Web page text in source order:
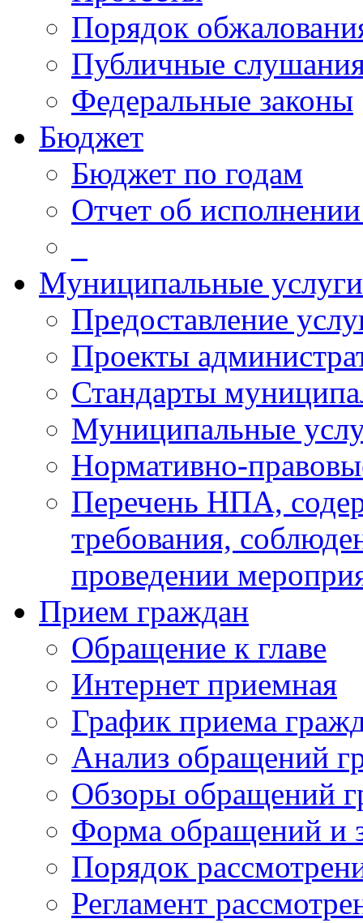
Порядок
Публичные
Федеральные законы
Бюджет
Бюджет по годам
Отчет об
Муниципальные услуги
Предоставление
Проекты
Стандарты
Муниципальные
Нормативно-
Перечень НПА,
требования,
проведении
Прием граждан
Обращение к главе
Интернет приемная
График приема
Анализ обращений
Обзоры обращений
Форма обращений и
Порядок
Регламент